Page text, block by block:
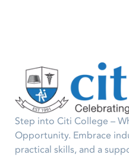
Step into Citi College –
Opportunity. Embrace
practical skills, and a